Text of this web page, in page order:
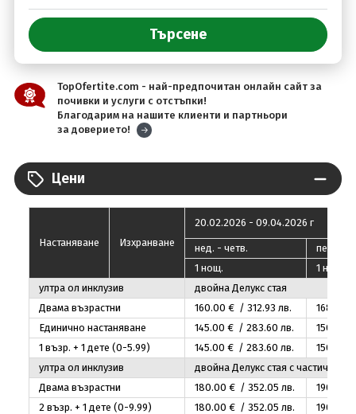
TopOfertite.com - най-предпочитан онлайн сайт за
почивки и услуги с отстъпки!
Благодарим на нашите клиенти и партньори
за доверието!
Цени
Настаняване Изхранване
20.02.2026 - 09.04.2026 г
нед. - четв.
пeт. -
1 нощ.
1 нощ.
ултра ол инклузив
двойна Делукс стая
Двама възрастни
160.00 € / 312.93 лв. 168
Единично настаняване
145.00 € / 283.60 лв. 150
1 възр. + 1 дете (0-5.99)
145.00 € / 283.60 лв. 150
ултра ол инклузив
двойна Делукс стая с частичен
Двама възрастни
180.00 € / 352.05 лв. 190
2 възр. + 1 дете (0-9.99)
180.00 € / 352.05 лв. 190